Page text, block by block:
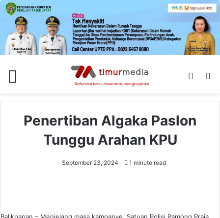
Switch
Penertiban Algaka Paslon
Tunggu Arahan KPU
September 23, 2024 1 minute read
Balikpapan – Menjelang masa kampanye, Satuan Polisi Pamong Praja